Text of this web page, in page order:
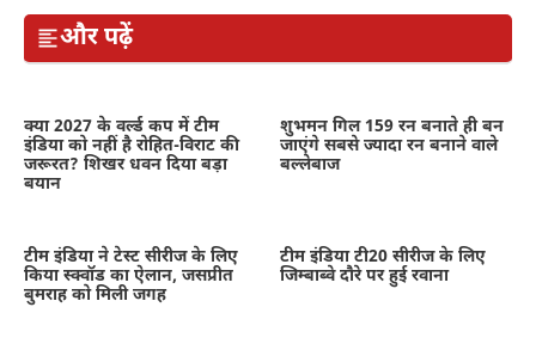
और पढ़ें
क्या 2027 के वर्ल्ड कप में टीम
इंडिया को नहीं है रोहित-विराट की
जरूरत? शिखर धवन दिया बड़ा
बयान
शुभमन गिल 159 रन बनाते ही बन
जाएंगे सबसे ज्यादा रन बनाने वाले
बल्लेबाज
टीम इंडिया ने टेस्ट सीरीज के लिए
किया स्क्वॉड का ऐलान, जसप्रीत
बुमराह को मिली जगह
टीम इंडिया टी20 सीरीज के लिए
जिम्बाब्वे दौरे पर हुई रवाना